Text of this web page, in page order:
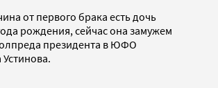
от первого брака есть дочь
рождения, сейчас она замужем
президента в ЮФО